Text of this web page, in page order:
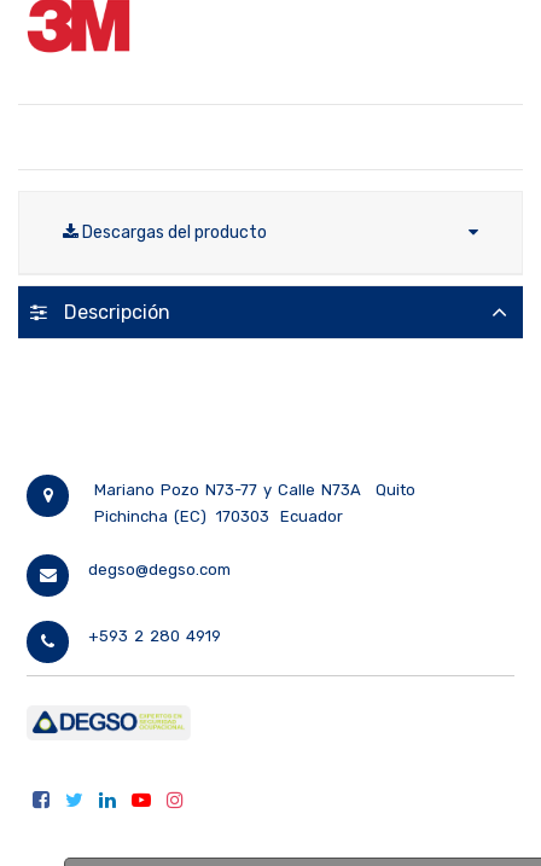
Descargas del producto
Descripción
Mariano Pozo N73-77 y Calle N73A
Quito
Pichincha (EC)
170303 Ecuador
degso@degso.com
+593 2 280 4919